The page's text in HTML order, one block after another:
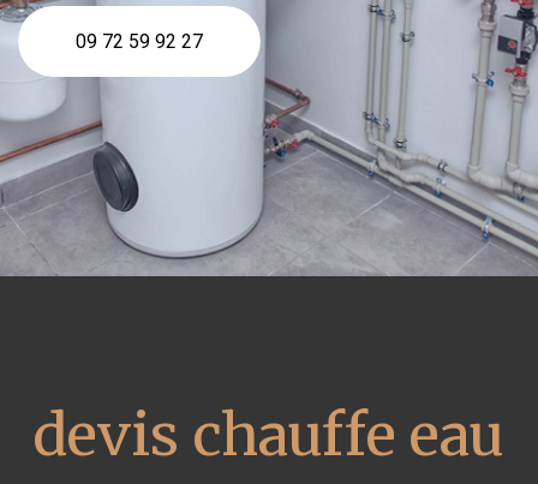
09 72 59 92 27
devis chauffe eau